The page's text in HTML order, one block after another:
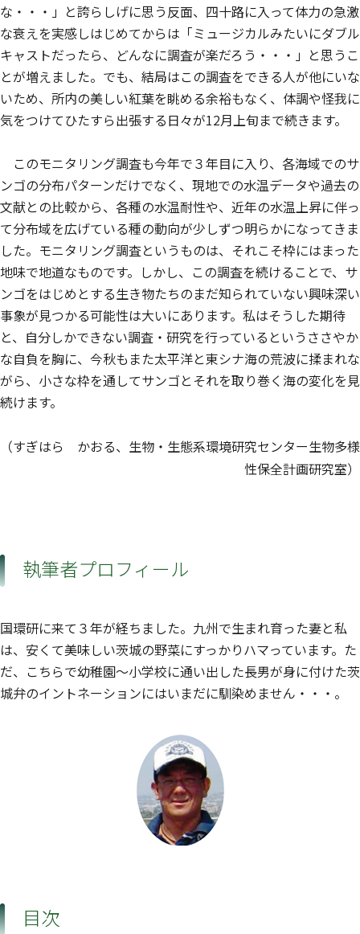
な・・・」と誇らしげに思う反面、四十路に入って体力の急激
な衰えを実感しはじめてからは「ミュージカルみたいにダブル
キャストだったら、どんなに調査が楽だろう・・・」と思うこ
とが増えました。でも、結局はこの調査をできる人が他にいな
いため、所内の美しい紅葉を眺める余裕もなく、体調や怪我に
気をつけてひたすら出張する日々が12月上旬まで続きます。
このモニタリング調査も今年で３年目に入り、各海域でのサ
ンゴの分布パターンだけでなく、現地での水温データや過去の
文献との比較から、各種の水温耐性や、近年の水温上昇に伴っ
て分布域を広げている種の動向が少しずつ明らかになってきま
した。モニタリング調査というものは、それこそ枠にはまった
地味で地道なものです。しかし、この調査を続けることで、サ
ンゴをはじめとする生き物たちのまだ知られていない興味深い
事象が見つかる可能性は大いにあります。私はそうした期待
と、自分しかできない調査・研究を行っているというささやか
な自負を胸に、今秋もまた太平洋と東シナ海の荒波に揉まれな
がら、小さな枠を通してサンゴとそれを取り巻く海の変化を見
続けます。
（すぎはら かおる、生物・生態系環境研究センター生物多様
性保全計画研究室）
執筆者プロフィール
国環研に来て３年が経ちました。九州で生まれ育った妻と私
は、安くて美味しい茨城の野菜にすっかりハマっています。た
だ、こちらで幼稚園～小学校に通い出した長男が身に付けた茨
城弁のイントネーションにはいまだに馴染めません・・・。
目次